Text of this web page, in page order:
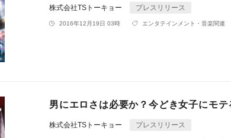
株式会社TSトーキョー プレスリリース
2016年12月19日 03時 エンタテインメント・音楽関連
男にエロさは必要か？今どき女子にモテ
株式会社TSトーキョー プレスリリース